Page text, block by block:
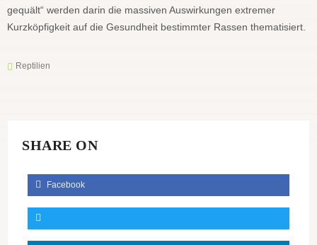
gequält“ werden darin die massiven Auswirkungen extremer
Kurzköpfigkeit auf die Gesundheit bestimmter Rassen thematisiert.
Reptilien
SHARE ON
Facebook